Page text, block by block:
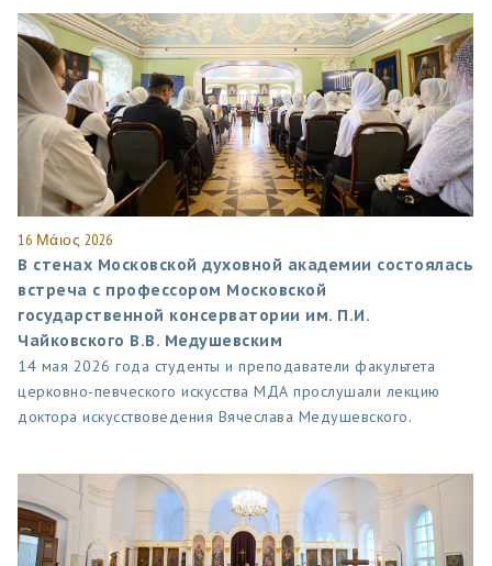
16 Μάιος 2026
В стенах Московской духовной академии состоялась
встреча с профессором Московской
государственной консерватории им. П.И.
Чайковского В.В. Медушевским
14 мая 2026 года студенты и преподаватели факультета
церковно-певческого искусства МДА прослушали лекцию
доктора искусствоведения Вячеслава Медушевского.